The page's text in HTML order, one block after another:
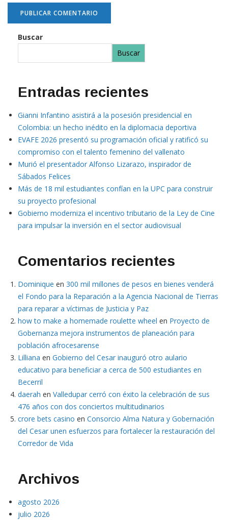
Buscar
Buscar
Entradas recientes
Gianni Infantino asistirá a la posesión presidencial en
Colombia: un hecho inédito en la diplomacia deportiva
EVAFE 2026 presentó su programación oficial y ratificó su
compromiso con el talento femenino del vallenato
Murió el presentador Alfonso Lizarazo, inspirador de
Sábados Felices
Más de 18 mil estudiantes confían en la UPC para construir
su proyecto profesional
Gobierno moderniza el incentivo tributario de la Ley de Cine
para impulsar la inversión en el sector audiovisual
Comentarios recientes
Dominique en 300 mil millones de pesos en bienes venderá
el Fondo para la Reparación a la Agencia Nacional de Tierras
para reparar a víctimas de Justicia y Paz
how to make a homemade roulette wheel en Proyecto de
Gobernanza mejora instrumentos de planeación para
población afrocesarense
Lilliana en Gobierno del Cesar inauguró otro aulario
educativo para beneficiar a cerca de 500 estudiantes en
Becerril
daerah en Valledupar cerró con éxito la celebración de sus
476 años con dos conciertos multitudinarios
crore bets casino en Consorcio Alma Natura y Gobernación
del Cesar unen esfuerzos para fortalecer la restauración del
Corredor de Vida
Archivos
agosto 2026
julio 2026